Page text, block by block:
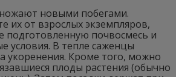
новыми побегами.
их от взрослых экземпляров,
подготовленную почвосмесь и
условия. В тепле саженцы
укоренения. Кроме того, можно
плоды растения (обычно